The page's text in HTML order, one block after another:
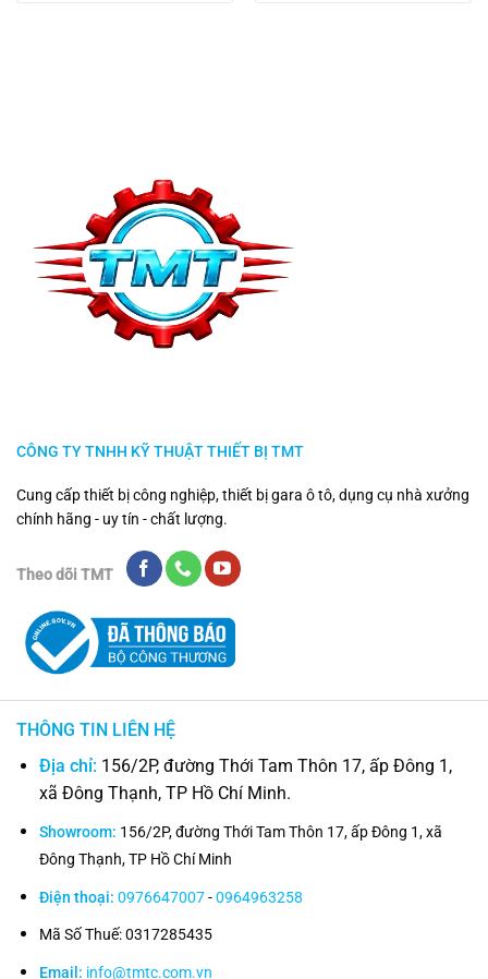
CÔNG TY TNHH KỸ THUẬT THIẾT BỊ TMT
Cung cấp thiết bị công nghiệp, thiết bị gara ô tô, dụng cụ nhà xưởng
chính hãng - uy tín - chất lượng.
Theo dõi TMT
THÔNG TIN LIÊN HỆ
Địa chỉ: 156/2P, đường Thới Tam Thôn 17, ấp Đông 1,
xã Đông Thạnh, TP Hồ Chí Minh.
Showroom: 156/2P, đường Thới Tam Thôn 17, ấp Đông 1, xã
Đông Thạnh, TP Hồ Chí Minh
Điện thoại: 0976647007-0964963258
Mã Số Thuế: 0317285435
Email: info@tmtc.com.vn